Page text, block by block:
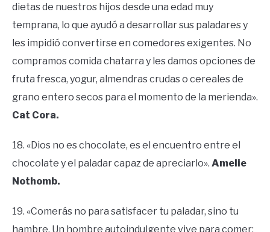
dietas de nuestros hijos desde una edad muy
temprana, lo que ayudó a desarrollar sus paladares y
les impidió convertirse en comedores exigentes. No
compramos comida chatarra y les damos opciones de
fruta fresca, yogur, almendras crudas o cereales de
grano entero secos para el momento de la merienda».
Cat Cora.
18. «Dios no es chocolate, es el encuentro entre el
chocolate y el paladar capaz de apreciarlo». Amelie
Nothomb.
19. «Comerás no para satisfacer tu paladar, sino tu
hambre. Un hombre autoindulgente vive para comer;